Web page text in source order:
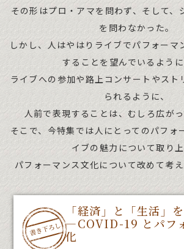
その形はプロ・アマを問わず、そして、
を問わなかった。
しかし、人はやはりライブでパフォーマ
することを望んでいるように
ライブへの参加や路上コンサートやスト
られるように、
人前で表現することは、むしろ広が
そこで、今特集では人にとってのパフォ
イブの魅力について取り
パフォーマンス文化について改めて考え
「経済」と「生活」
―COVID-19 とパフ
化